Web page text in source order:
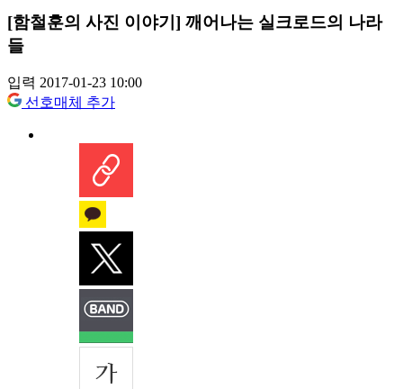
[함철훈의 사진 이야기] 깨어나는 실크로드의 나라
들
입력 2017-01-23 10:00
선호매체 추가